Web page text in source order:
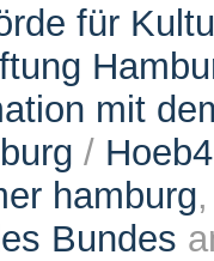
für
mit
/
hamburg
Bundes